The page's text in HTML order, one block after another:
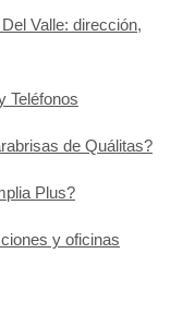
Valle: dirección,
Teléfonos
de Quálitas?
Plus?
y oficinas